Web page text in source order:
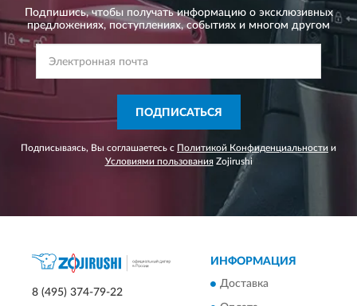
Подпишись, чтобы получать информацию о эксклюзивных
предложениях, поступлениях, событиях и многом другом
ПОДПИСАТЬСЯ
Подписываясь, Вы соглашаетесь с Политикой Конфиденциальности и
Условиями пользованияZojirushi
8 (495) 374-79-22
ИНФОРМАЦИЯ
Доставка